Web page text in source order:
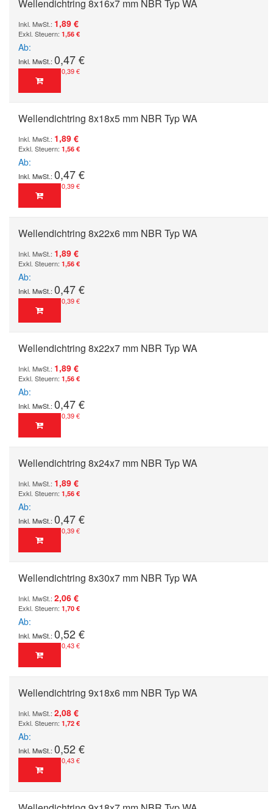
Wellendichtring 8x16x7 mm NBR Typ WA
1,89 €
1,56 €
Ab
0,47 €
0,39 €
Wellendichtring 8x18x5 mm NBR Typ WA
1,89 €
1,56 €
Ab
0,47 €
0,39 €
Wellendichtring 8x22x6 mm NBR Typ WA
1,89 €
1,56 €
Ab
0,47 €
0,39 €
Wellendichtring 8x22x7 mm NBR Typ WA
1,89 €
1,56 €
Ab
0,47 €
0,39 €
Wellendichtring 8x24x7 mm NBR Typ WA
1,89 €
1,56 €
Ab
0,47 €
0,39 €
Wellendichtring 8x30x7 mm NBR Typ WA
2,06 €
1,70 €
Ab
0,52 €
0,43 €
Wellendichtring 9x18x6 mm NBR Typ WA
2,08 €
1,72 €
Ab
0,52 €
0,43 €